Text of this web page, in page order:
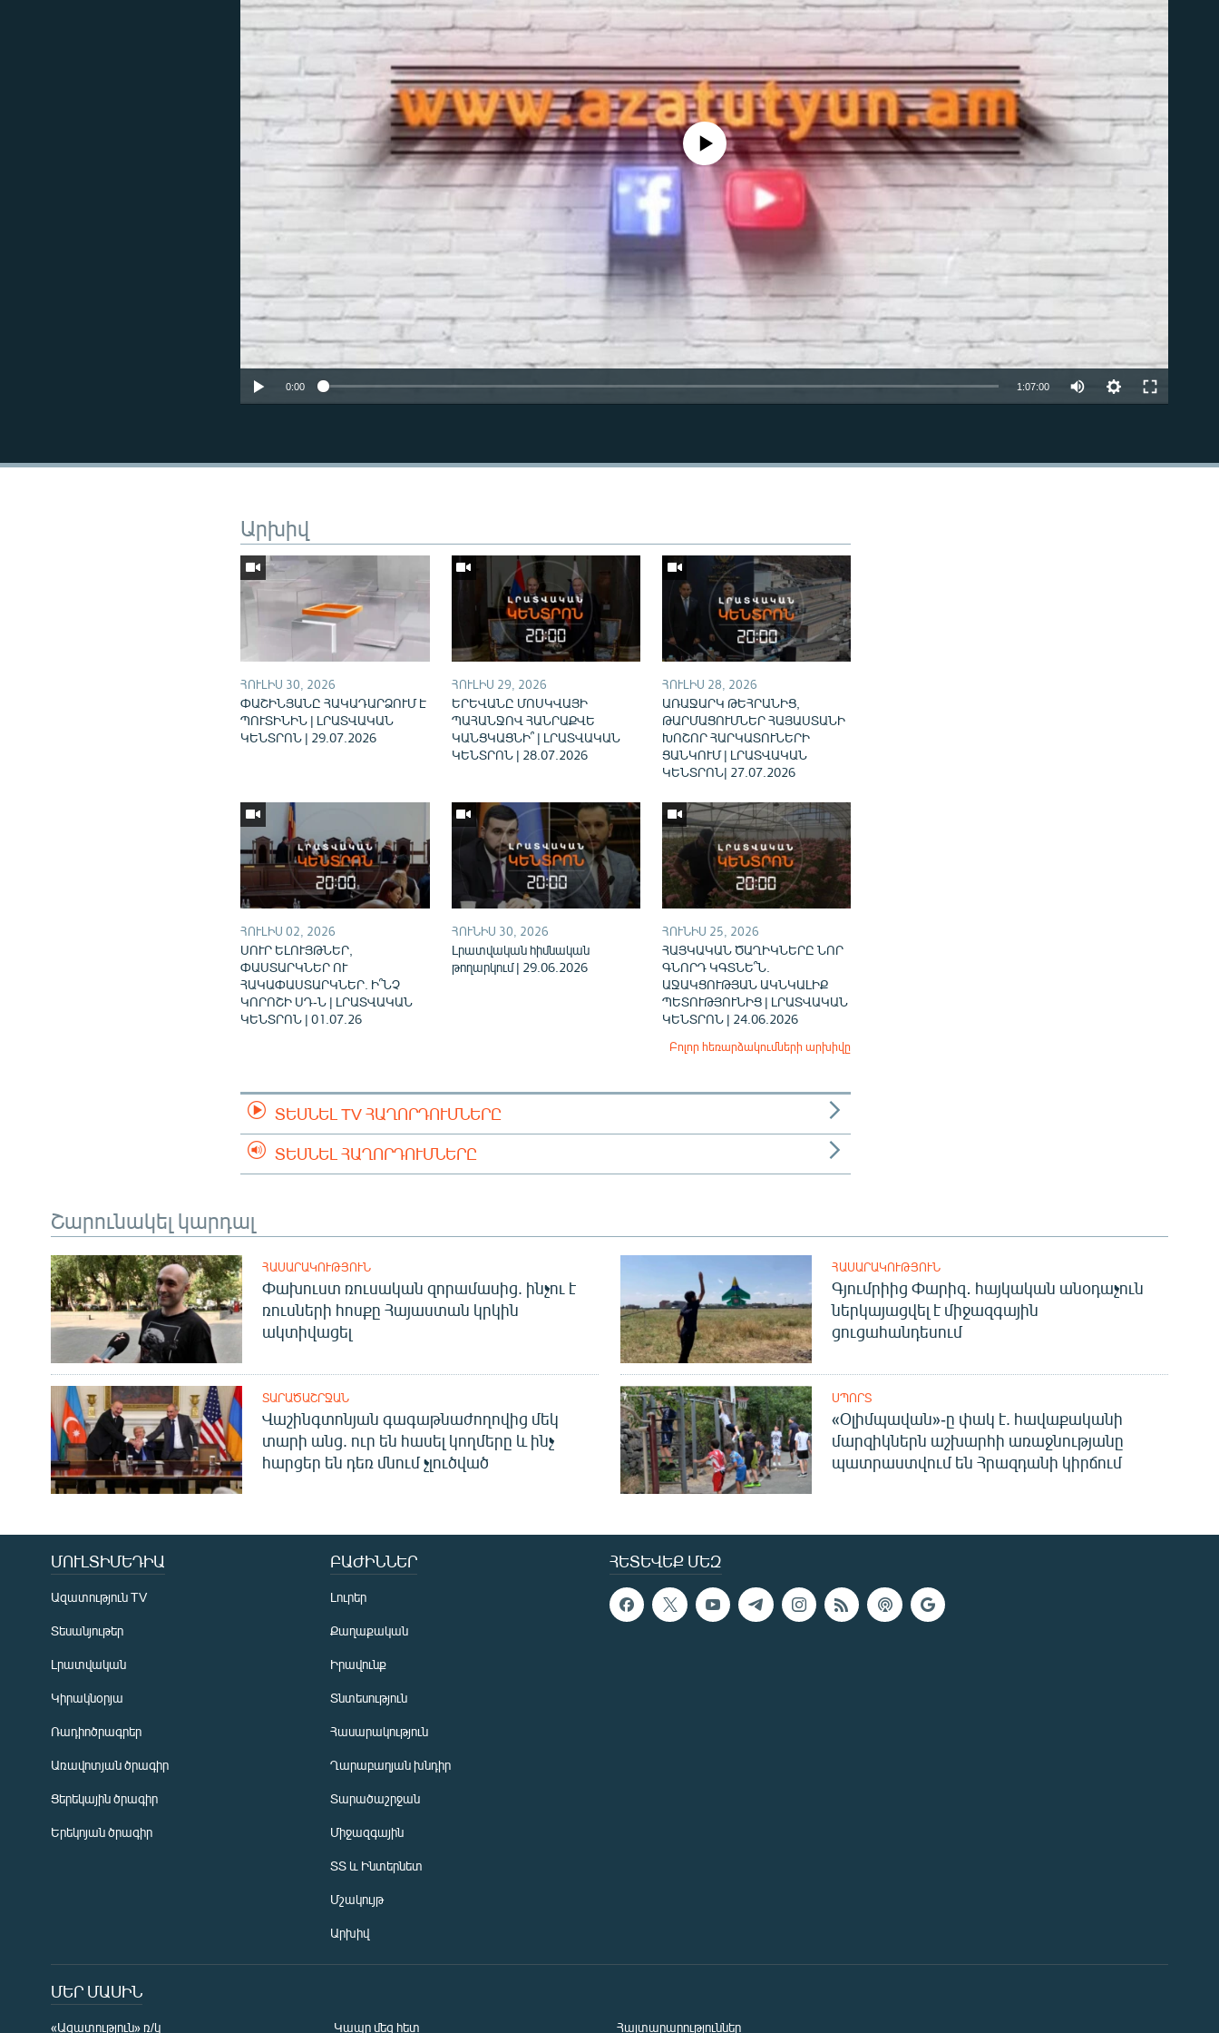
Auto 240p 360p
720p
No media source currently available
0:00 1:07:00
Արխիվ
ՀՈՒԼԻՍ 30, 2026
ՓԱՇԻՆՅԱՆԸ ՀԱԿԱԴԱՐՁՈՒՄ Է
ՊՈՒՏԻՆԻՆ | ԼՐԱՏՎԱԿԱՆ
ԿԵՆՏՐՈՆ | 29.07.2026
ՀՈՒԼԻՍ 29, 2026
ԵՐԵՎԱՆԸ ՄՈՍԿՎԱՅԻ
ՊԱՀԱՆՋՈՎ ՀԱՆՐԱՔՎԵ
ԿԱՆՑԿԱՑՆԻ՞ | ԼՐԱՏՎԱԿԱՆ
ԿԵՆՏՐՈՆ | 28.07.2026
ՀՈՒԼԻՍ 28, 2026
ԱՌԱՋԱՐԿ ԹԵՀՐԱՆԻՑ,
ԹԱՐՄԱՑՈՒՄՆԵՐ ՀԱՅԱՍՏԱՆԻ
ԽՈՇՈՐ ՀԱՐԿԱՏՈՒՆԵՐԻ
ՑԱՆԿՈՒՄ | ԼՐԱՏՎԱԿԱՆ
ԿԵՆՏՐՈՆ| 27.07.2026
ՀՈՒԼԻՍ 02, 2026
ՍՈՒՐ ԵԼՈՒՅԹՆԵՐ,
ՓԱՍՏԱՐԿՆԵՐ ՈՒ
ՀԱԿԱՓԱՍՏԱՐԿՆԵՐ. Ի՞ՆՉ
ԿՈՐՈՇԻ ՍԴ-Ն | ԼՐԱՏՎԱԿԱՆ
ԿԵՆՏՐՈՆ | 01.07.26
ՀՈՒՆԻՍ 30, 2026
Լրատվական հիմնական
թողարկում | 29.06.2026
ՀՈՒՆԻՍ 25, 2026
ՀԱՅԿԱԿԱՆ ԾԱՂԻԿՆԵՐԸ ՆՈՐ
ԳՆՈՐԴ ԿԳՏՆԵ՞Ն.
ԱՋԱԿՑՈՒԹՅԱՆ ԱԿՆԿԱԼԻՔ
ՊԵՏՈՒԹՅՈՒՆԻՑ | ԼՐԱՏՎԱԿԱՆ
ԿԵՆՏՐՈՆ | 24.06.2026
Բոլոր հեռարձակումների արխիվը
ՏԵՍՆԵԼ TV ՀԱՂՈՐԴՈՒՄՆԵՐԸ
ՏԵՍՆԵԼ ՀԱՂՈՐԴՈՒՄՆԵՐԸ
Շարունակել կարդալ
ՀԱՍԱՐԱԿՈՒԹՅՈՒՆ
Փախուստ ռուսական զորամասից. ինչու է
ռուսների հոսքը Հայաստան կրկին
ակտիվացել
ՀԱՍԱՐԱԿՈՒԹՅՈՒՆ
Գյումրիից Փարիզ․ հայկական անօդաչուն
ներկայացվել է միջազգային
ցուցահանդեսում
ՏԱՐԱԾԱՇՐՋԱՆ
Վաշինգտոնյան գագաթնաժողովից մեկ
տարի անց. ուր են հասել կողմերը և ինչ
հարցեր են դեռ մնում չլուծված
ՍՊՈՐՏ
«Օլիմպավան»-ը փակ է. հավաքականի
մարզիկներն աշխարհի առաջնությանը
պատրաստվում են Հրազդանի կիրճում
ՀԵՏԵՎԵՔ ՄԵԶ
ՄՈՒԼՏԻՄԵԴԻԱ
Ազատություն TV
Տեսանյութեր
Լրատվական
Կիրակնօրյա
Ռադիոծրագրեր
Առավոտյան ծրագիր
Ցերեկային ծրագիր
Երեկոյան ծրագիր
ԲԱԺԻՆՆԵՐ
Լուրեր
Քաղաքական
Իրավունք
Տնտեսություն
Հասարակություն
Ղարաբաղյան խնդիր
Տարածաշրջան
Միջազգային
ՏՏ և Ինտերնետ
Մշակույթ
Արխիվ
ՄԵՐ ՄԱՍԻՆ
«Ազատություն» ռ/կ Կապը մեզ հետ Հայտարարություններ